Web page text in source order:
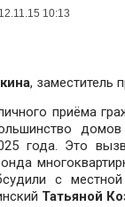
12.11.15 10:13
, заместитель
приёма
года. Это
с
Татьяной